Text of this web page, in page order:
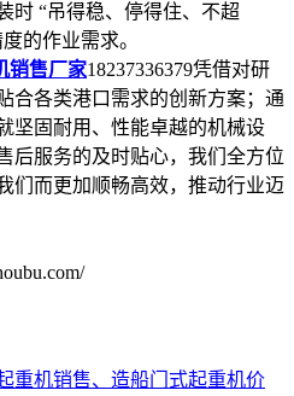
时 “吊得稳、停得住、不超
的作业需求。
销售厂家18237336379凭借对研
合各类港口需求的创新方案；通
坚固耐用、性能卓越的机械设
后服务的及时贴心，我们全方位
们而更加顺畅高效，推动行业迈
重机销售、造船门式起重机价